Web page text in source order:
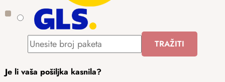
Je li vaša pošiljka kasnila?